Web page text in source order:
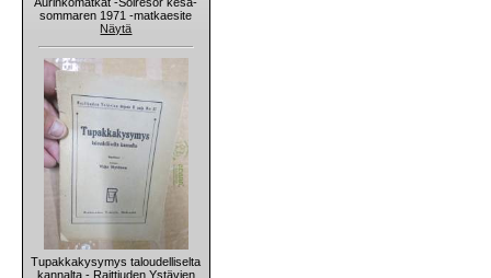
sommaren 1971 -matkaesite
Näytä
Tupakkakysymys taloudelliselta
kannalta - Raittiuden Ystävien